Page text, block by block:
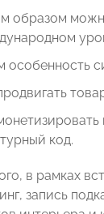
образом
особенность
код.
в рамках
запись